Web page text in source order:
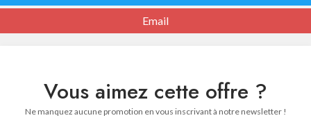
Email
Vous aimez cette offre ?
Ne manquez aucune promotion en vous inscrivant à notre newsletter !